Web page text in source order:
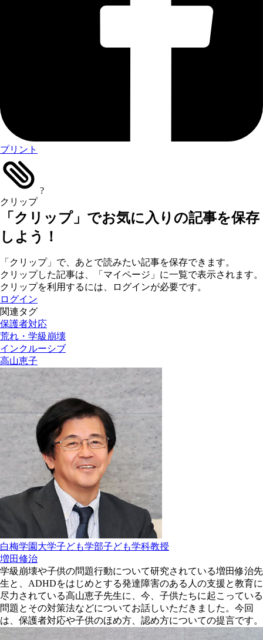
プリント
クリップ
?
「クリップ」でお気に入りの記事を保存
しよう！
「クリップ」で、あとで読みたい記事を保存できます。
クリップした記事は、「マイページ」に一覧で表示されます。
クリップを利用するには、ログインが必要です。
ログイン
関連タグ
保護者対応
荒れ・学級崩壊
インクルーシブ
高山恵子
白梅学園大学子ども学部子ども学科教授
増田修治
学級崩壊や子供の問題行動について研究されている増田修治先
生と、ADHDをはじめとする発達障害のある人の支援と教育に
尽力されている高山恵子先生に、今、子供たちに起こっている
問題とその対策法などについてお話しいただきました。今回
は、保護者対応や子供のほめ方、認め方についての提言です。